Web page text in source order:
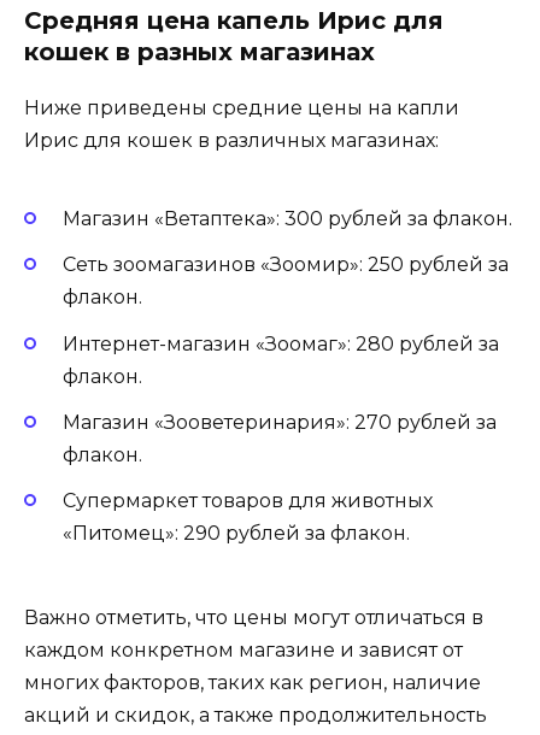
Средняя цена капель Ирис для
кошек в разных магазинах
Ниже приведены средние цены на капли
Ирис для кошек в различных магазинах:
Магазин «Ветаптека»: 300 рублей за флакон.
Сеть зоомагазинов «Зоомир»: 250 рублей за
флакон.
Интернет-магазин «Зоомаг»: 280 рублей за
флакон.
Магазин «Зооветеринария»: 270 рублей за
флакон.
Супермаркет товаров для животных
«Питомец»: 290 рублей за флакон.
Важно отметить, что цены могут отличаться в
каждом конкретном магазине и зависят от
многих факторов, таких как регион, наличие
акций и скидок, а также продолжительность